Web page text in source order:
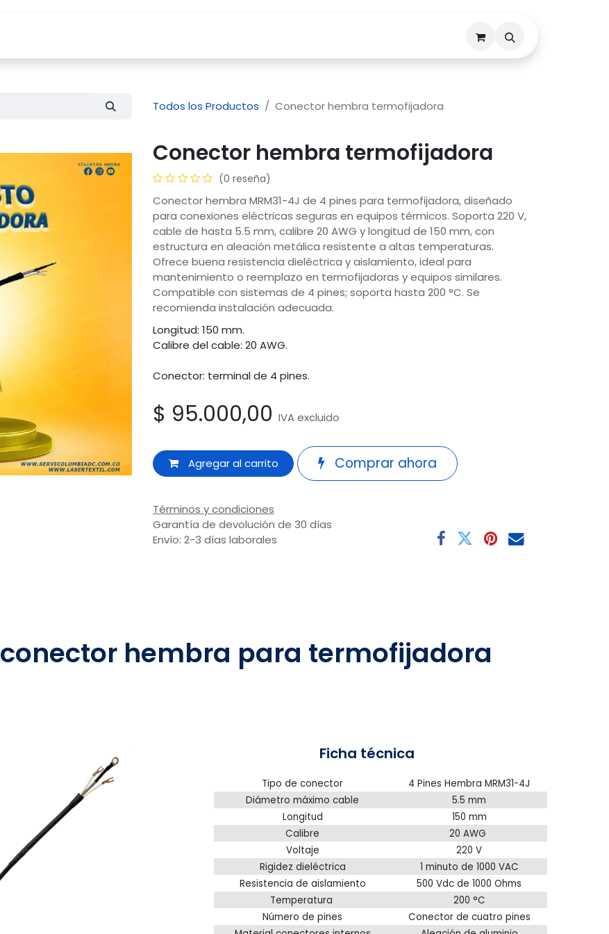
Contáctenos
Todos los Productos Conector hembra termofijadora
Conector hembra termofijadora
(0 reseña)
Conector hembra MRM31-4J de 4 pines para termofijadora, diseñado
para conexiones eléctricas seguras en equipos térmicos. Soporta 220 V,
cable de hasta 5.5 mm, calibre 20 AWG y longitud de 150 mm, con
estructura en aleación metálica resistente a altas temperaturas.
Ofrece buena resistencia dieléctrica y aislamiento, ideal para
mantenimiento o reemplazo en termofijadoras y equipos similares.
Compatible con sistemas de 4 pines; soporta hasta 200 °C. Se
recomienda instalación adecuada.
Longitud: 150 mm.
Calibre del cable: 20 AWG.
Conector: terminal de 4 pines.
$ 95.000,00 IVA excluido
Agregar al carrito Comprar ahora
Términos y condiciones
Garantía de devolución de 30 días
Envío: 2-3 días laborales
conector hembra para termofijadora
Ficha técnica
Tipo de conector
4 Pines Hembra MRM31-4J
Diámetro máximo cable
5.5 mm
Longitud
150 mm
Calibre
20 AWG
Voltaje
220 V
Rigidez dieléctrica
1 minuto de 1000 VAC
Resistencia de aislamiento
500 Vdc de 1000 Ohms
Temperatura
200 °C
Número de pines
Conector de cuatro pines